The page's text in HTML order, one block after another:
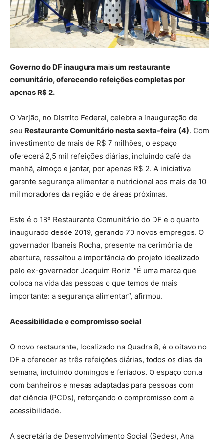
Governo do DF inaugura mais um restaurante
comunitário, oferecendo refeições completas por
apenas R$ 2.
O Varjão, no Distrito Federal, celebra a inauguração de
seu Restaurante Comunitário nesta sexta-feira (4). Com
investimento de mais de R$ 7 milhões, o espaço
oferecerá 2,5 mil refeições diárias, incluindo café da
manhã, almoço e jantar, por apenas R$ 2. A iniciativa
garante segurança alimentar e nutricional aos mais de 10
mil moradores da região e de áreas próximas.
Este é o 18º Restaurante Comunitário do DF e o quarto
inaugurado desde 2019, gerando 70 novos empregos. O
governador Ibaneis Rocha, presente na cerimônia de
abertura, ressaltou a importância do projeto idealizado
pelo ex-governador Joaquim Roriz. “É uma marca que
coloca na vida das pessoas o que temos de mais
importante: a segurança alimentar”, afirmou.
Acessibilidade e compromisso social
O novo restaurante, localizado na Quadra 8, é o oitavo no
DF a oferecer as três refeições diárias, todos os dias da
semana, incluindo domingos e feriados. O espaço conta
com banheiros e mesas adaptadas para pessoas com
deficiência (PCDs), reforçando o compromisso com a
acessibilidade.
A secretária de Desenvolvimento Social (Sedes), Ana